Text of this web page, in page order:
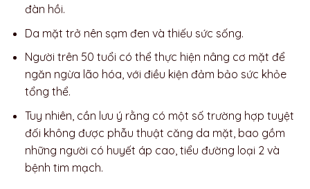
đàn hồi.
Da mặt trở nên sạm đen và thiếu sức sống.
Người trên 50 tuổi có thể thực hiện nâng cơ mặt để
ngăn ngừa lão hóa, với điều kiện đảm bảo sức khỏe
tổng thể.
Tuy nhiên, cần lưu ý rằng có một số trường hợp tuyệt
đối không được phẫu thuật căng da mặt, bao gồm
những người có huyết áp cao, tiểu đường loại 2 và
bệnh tim mạch.